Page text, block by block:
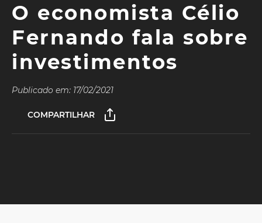
O economista Célio
Fernando fala sobre
investimentos
Publicado em: 17/02/2021
COMPARTILHAR